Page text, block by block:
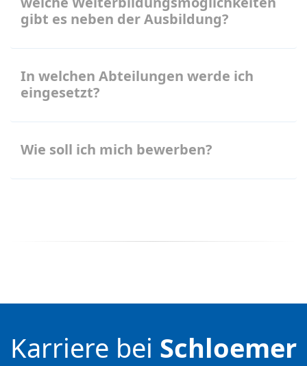
gibt es neben der Ausbildung?
In welchen Abteilungen werde ich
eingesetzt?
Wie soll ich mich bewerben?
Karriere bei Schloemer